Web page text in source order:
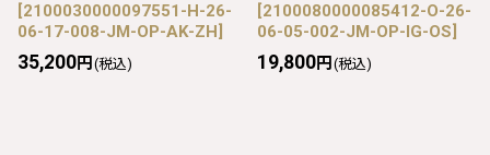
[2100030000097551-H-26-
06-17-008-JM-OP-AK-ZH]
35,200円 (税込)
[2100080000085412-O-26-
06-05-002-JM-OP-IG-OS]
19,800円 (税込)